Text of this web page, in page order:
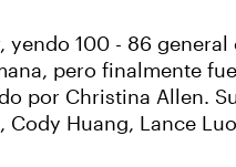
100 - 86
pero finalmente
por Christina Allen.
Huang, Lance